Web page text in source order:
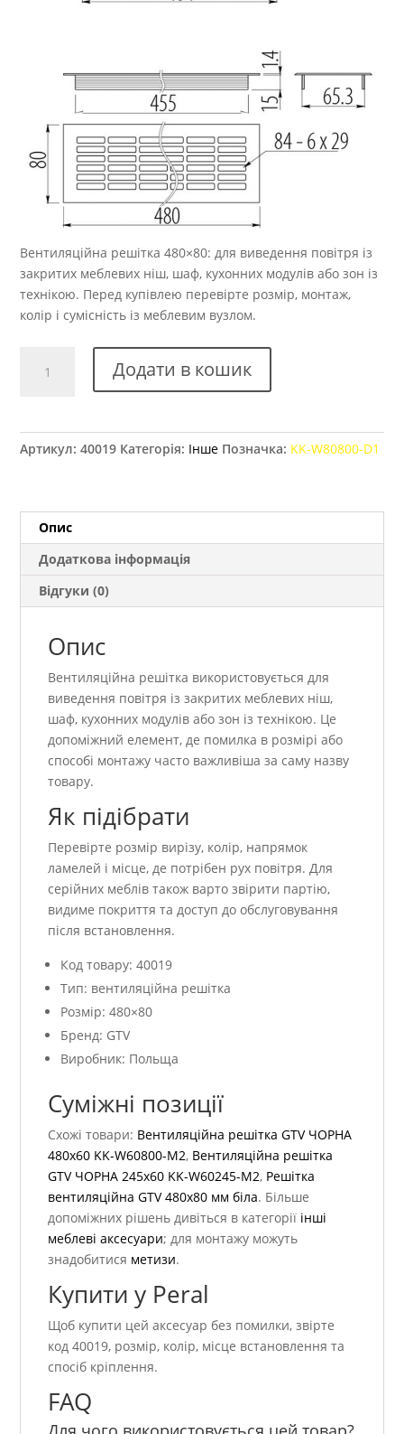
Вентиляційна решітка 480×80: для виведення повітря із
закритих меблевих ніш, шаф, кухонних модулів або зон із
технікою. Перед купівлею перевірте розмір, монтаж,
колір і сумісність із меблевим вузлом.
вентиляційна
біла
Додати в кошик
Артикул:40019 Категорія: Інше Позначка: KK-W80800-D1
Опис
Додаткова інформація
Відгуки (0)
Опис
Вентиляційна решітка використовується для
виведення повітря із закритих меблевих ніш,
шаф, кухонних модулів або зон із технікою. Це
допоміжний елемент, де помилка в розмірі або
способі монтажу часто важливіша за саму назву
товару.
Як підібрати
Перевірте розмір вирізу, колір, напрямок
ламелей і місце, де потрібен рух повітря. Для
серійних меблів також варто звірити партію,
видиме покриття та доступ до обслуговування
після встановлення.
Код товару: 40019
Тип: вентиляційна решітка
Розмір: 480×80
Бренд: GTV
Виробник: Польща
Суміжні позиції
Схожі товари: Вентиляційна решітка GTV ЧОРНА
480х60 KK-W60800-M2, Вентиляційна решітка
GTV ЧОРНА 245х60 KK-W60245-M2, Решітка
вентиляційна GTV 480х80 мм біла. Більше
допоміжних рішень дивіться в категорії інші
меблеві аксесуари; для монтажу можуть
знадобитися метизи.
Купити у Peral
Щоб купити цей аксесуар без помилки, звірте
код 40019, розмір, колір, місце встановлення та
спосіб кріплення.
FAQ